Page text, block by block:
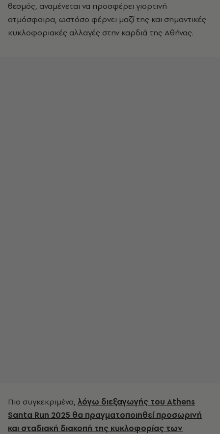
θεσμός, αναμένεται να προσφέρει γιορτινή
ατμόσφαιρα, ωστόσο φέρνει μαζί της και σημαντικές
κυκλοφοριακές αλλαγές στην καρδιά της Αθήνας.
Πιο συγκεκριμένα, λόγω διεξαγωγής του Athens
Santa Run 2025 θα πραγματοποιηθεί προσωρινή
και σταδιακή διακοπή της κυκλοφορίας των